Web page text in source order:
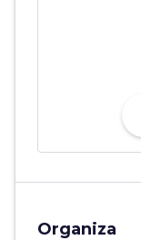
Organiza